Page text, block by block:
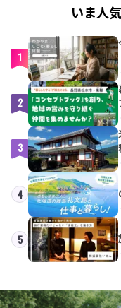
いま人
1
2
3
4
5